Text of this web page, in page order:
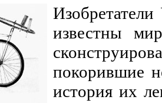
известны
покорившие
история их